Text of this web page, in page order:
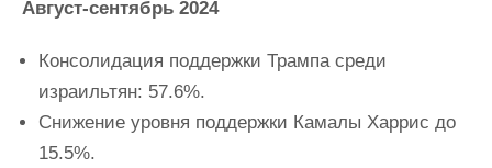
Август-сентябрь 2024
Консолидация поддержки Трампа среди
израильтян: 57.6%.
Снижение уровня поддержки Камалы Харрис до
15.5%.